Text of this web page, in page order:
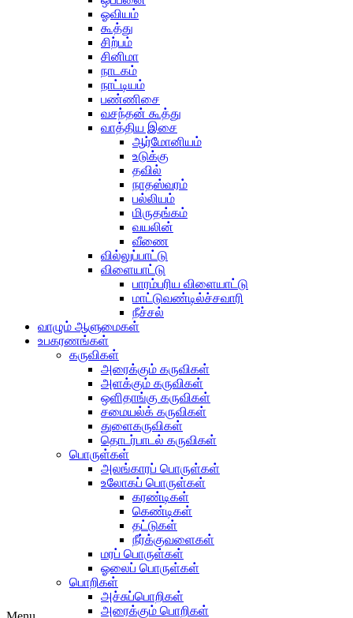
ஓவியம்
கூத்து
சிற்பம்
சினிமா
நாடகம்
நாட்டியம்
பண்ணிசை
வசந்தன் கூத்து
வாத்திய இசை
ஆர்மோனியம்
உடுக்கு
தவில்
நாதஸ்வரம்
பல்லியம்
மிருதங்கம்
வயலின்
வீணை
வில்லுப்பாட்டு
விளையாட்டு
பாரம்பரிய விளையாட்டு
மாட்டுவண்டில்ச்சவாரி
நீச்சல்
வாழும் ஆளுமைகள்
உபகரணங்கள்
கருவிகள்
அரைக்கும் கருவிகள்
அளக்கும் கருவிகள்
ஒளிதாங்கு கருவிகள்
சமையல்க் கருவிகள்
துளைகருவிகள்
தொடர்பாடல் கருவிகள்
பொருள்கள்
அலங்காரப் பொருள்கள்
உலோகப் பொருள்கள்
கரண்டிகள்
கெண்டிகள்
தட்டுகள்
நீர்க்குவளைகள்
மரப் பொருள்கள்
ஓலைப் பொருள்கள்
பொறிகள்
அச்சுப்பொறிகள்
அரைக்கும் பொறிகள்